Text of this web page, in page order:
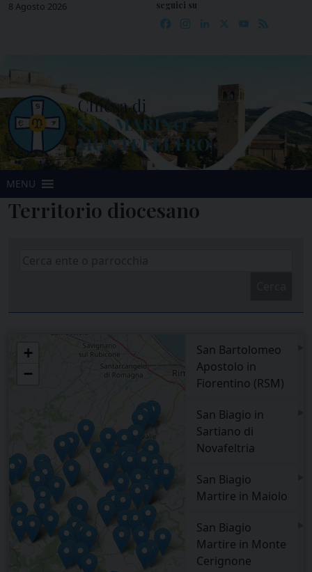
Skip8 Agosto 2026 seguici su
Facebook
Instagram
LinkedIn YouTube
MENU
Territorio diocesano
+
−
San Bartolomeo
Apostolo in
Fiorentino (RSM)
San Biagio in
Sartiano di
Novafeltria
San Biagio
Martire in Maiolo
San Biagio
Martire in Monte
Cerignone